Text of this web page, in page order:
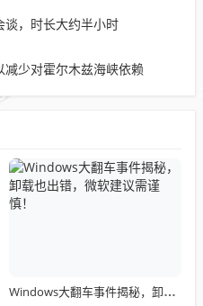
谈，时长大约半小时
少对霍尔木兹海峡依赖
Windows大翻车事件揭秘，卸载也出错，微软建议需谨慎！